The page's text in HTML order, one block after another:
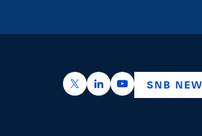
https://x.com/snb_bns
https://https://
SNB